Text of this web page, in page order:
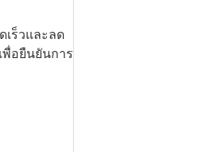
เร็วและลด
พื่อยืนยันการ